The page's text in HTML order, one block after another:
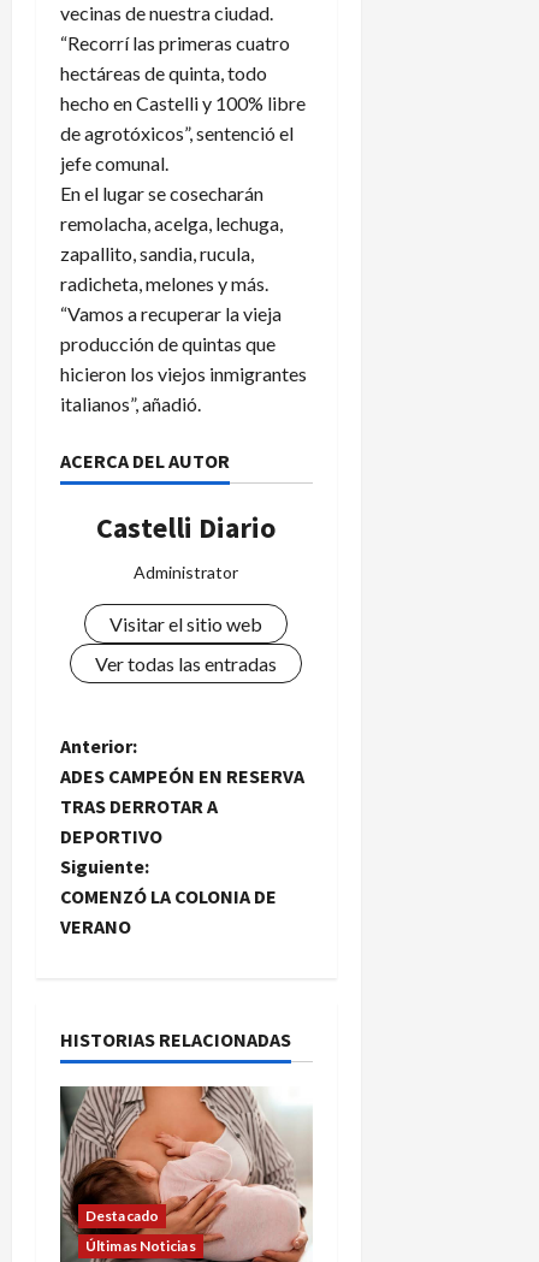
vecinas de nuestra ciudad.
“Recorrí las primeras cuatro
hectáreas de quinta, todo
hecho en Castelli y 100% libre
de agrotóxicos”, sentenció el
jefe comunal.
En el lugar se cosecharán
remolacha, acelga, lechuga,
zapallito, sandia, rucula,
radicheta, melones y más.
“Vamos a recuperar la vieja
producción de quintas que
hicieron los viejos inmigrantes
italianos”, añadió.
ACERCA DEL AUTOR
Castelli Diario
Administrator
Visitar el sitio web
Ver todas las entradas
N
a
v
e
c
i
ó
n
Anterior:
ADES CAMPEÓN EN RESERVA
TRAS DERROTAR A
DEPORTIVO
Siguiente:
COMENZÓ LA COLONIA DE
VERANO
HISTORIAS RELACIONADAS
Destacado
Últimas Noticias